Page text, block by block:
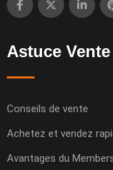
Astuce
Conseils de vente
Achetez et vendez
Avantages du